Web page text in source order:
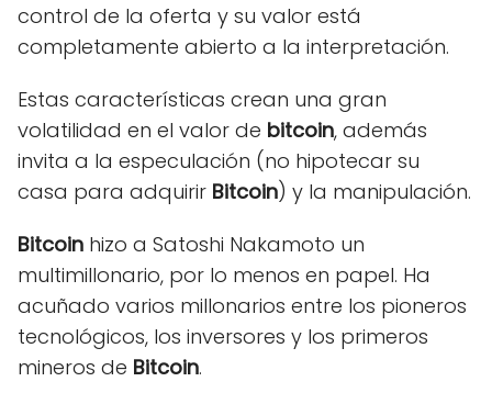
control de la oferta y su valor está
completamente abierto a la interpretación.
Estas características crean una gran
volatilidad en el valor de bitcoin, además
invita a la especulación (no hipotecar su
casa para adquirir Bitcoin) y la manipulación.
Bitcoin hizo a Satoshi Nakamoto un
multimillonario, por lo menos en papel. Ha
acuñado varios millonarios entre los pioneros
tecnológicos, los inversores y los primeros
mineros de Bitcoin.